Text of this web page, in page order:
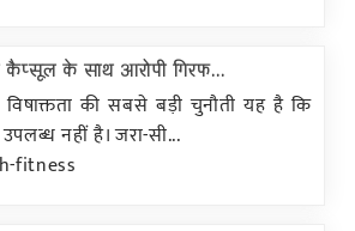
के साथ आरोपी गिरफ...
की सबसे बड़ी चुनौती यह है कि
नहीं है। जरा-सी...
fitness